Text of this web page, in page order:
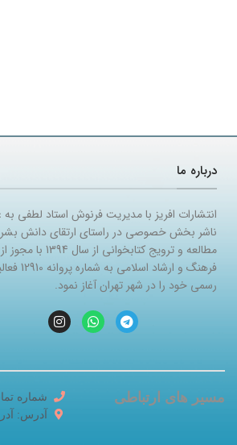
درباره ما
انتشارات افریز با مدیریت فرنوش استاد لطفی به
ناشر بخش خصوصی در راستای ارتقای دانش
مطالعه و ترویج کتابخوانی از
فرهنگ و ارشاد اسلامی به
رسمی خود را در شهر تهران آغاز نمود.
مسیر های ارتباطی شماره تماس: 02177165042
آدرس: